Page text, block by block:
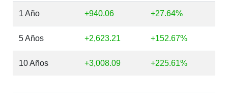
1 Año +940.06 +27.64%
5 Años +2,623.21 +152.67%
10 Años +3,008.09 +225.61%